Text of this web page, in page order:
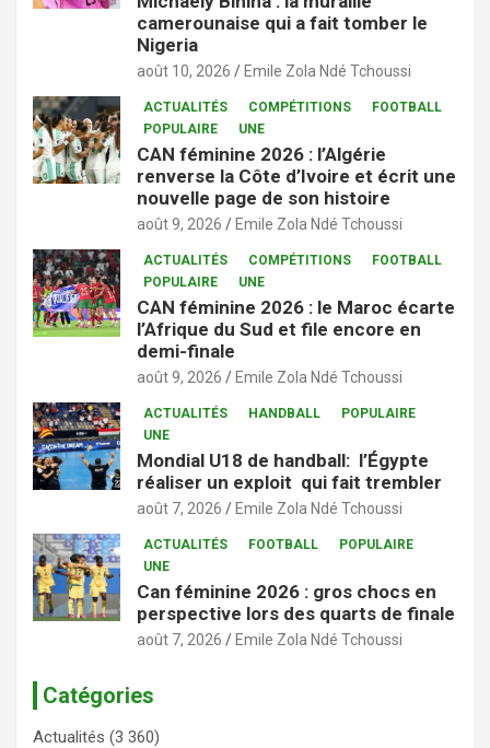
camerounaise qui a fait tomber le
Nigeria
août 10, 2026 Emile Zola Ndé Tchoussi
ACTUALITÉS COMPÉTITIONS
FOOTBALL
POPULAIRE
UNE
CAN féminine 2026 : l’Algérie
renverse la Côte d’Ivoire et écrit une
nouvelle page de son histoire
août 9, 2026 Emile Zola Ndé Tchoussi
ACTUALITÉS COMPÉTITIONS
FOOTBALL
POPULAIRE
UNE
CAN féminine 2026 : le Maroc écarte
l’Afrique du Sud et file encore en
demi-finale
août 9, 2026 Emile Zola Ndé Tchoussi
ACTUALITÉS HANDBALL
POPULAIRE
UNE
Mondial U18 de handball: l’Égypte
réaliser un exploit qui fait trembler
août 7, 2026 Emile Zola Ndé Tchoussi
ACTUALITÉS FOOTBALL
POPULAIRE
UNE
Can féminine 2026 : gros chocs en
perspective lors des quarts de finale
août 7, 2026 Emile Zola Ndé Tchoussi
Catégories
Actualités (3 360)